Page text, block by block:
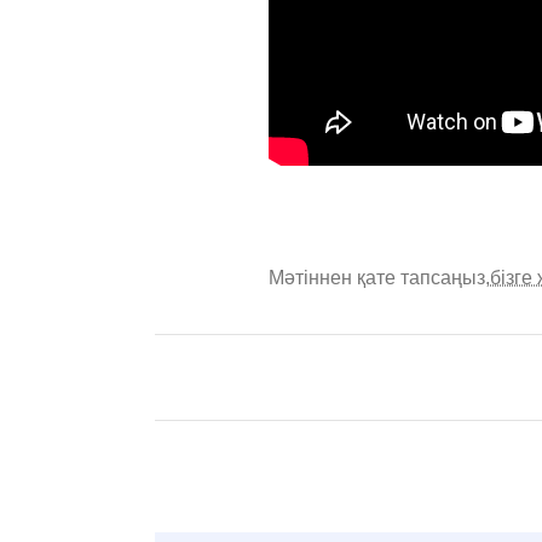
Мәтіннен қате тапсаңыз,